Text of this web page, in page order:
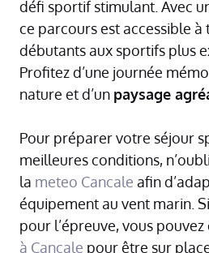
défi sportif stimulant. Avec
ce parcours est accessible à
débutants aux sportifs plus
Profitez d’une journée
nature et d’un paysage
Pour préparer votre séjour
meilleures conditions,
la meteo Cancale afin
équipement au vent marin.
pour l’épreuve, vous
à Cancale pour être sur